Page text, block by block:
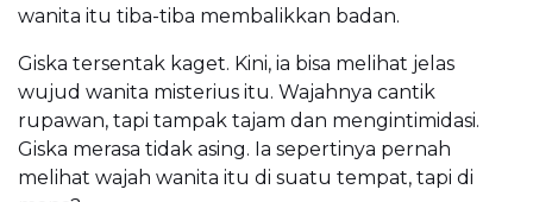
wanita itu tiba-tiba membalikkan badan.
Giska tersentak kaget. Kini, ia bisa melihat jelas
wujud wanita misterius itu. Wajahnya cantik
rupawan, tapi tampak tajam dan mengintimidasi.
Giska merasa tidak asing. Ia sepertinya pernah
melihat wajah wanita itu di suatu tempat, tapi di